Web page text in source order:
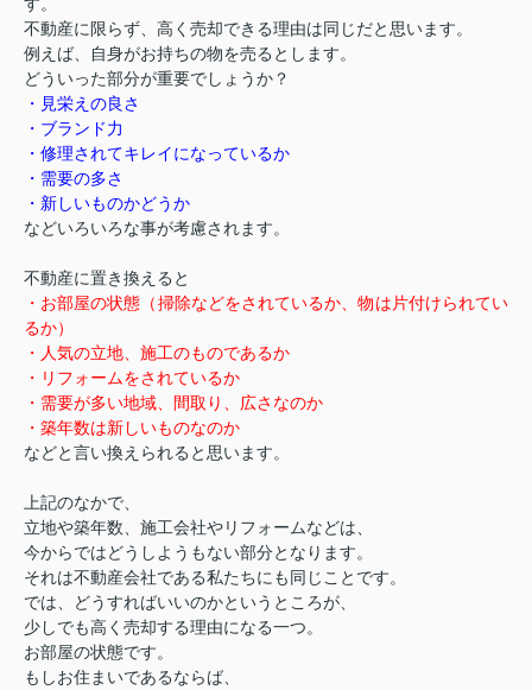
不動産に限らず、高く売却できる理由は同じだと思います。
例えば、自身がお持ちの物を売るとします。
どういった部分が重要でしょうか？
・見栄えの良さ
・ブランド力
・修理されてキレイになっているか
・需要の多さ
・新しいものかどうか
などいろいろな事が考慮されます。
不動産に置き換えると
・お部屋の状態（掃除などをされているか、物は片付けられてい
るか）
・人気の立地、施工のものであるか
・リフォームをされているか
・需要が多い地域、間取り、広さなのか
・築年数は新しいものなのか
などと言い換えられると思います。
上記のなかで、
立地や築年数、施工会社やリフォームなどは、
今からではどうしようもない部分となります。
それは不動産会社である私たちにも同じことです。
では、どうすればいいのかというところが、
少しでも高く売却する理由になる一つ。
お部屋の状態です。
もしお住まいであるならば、